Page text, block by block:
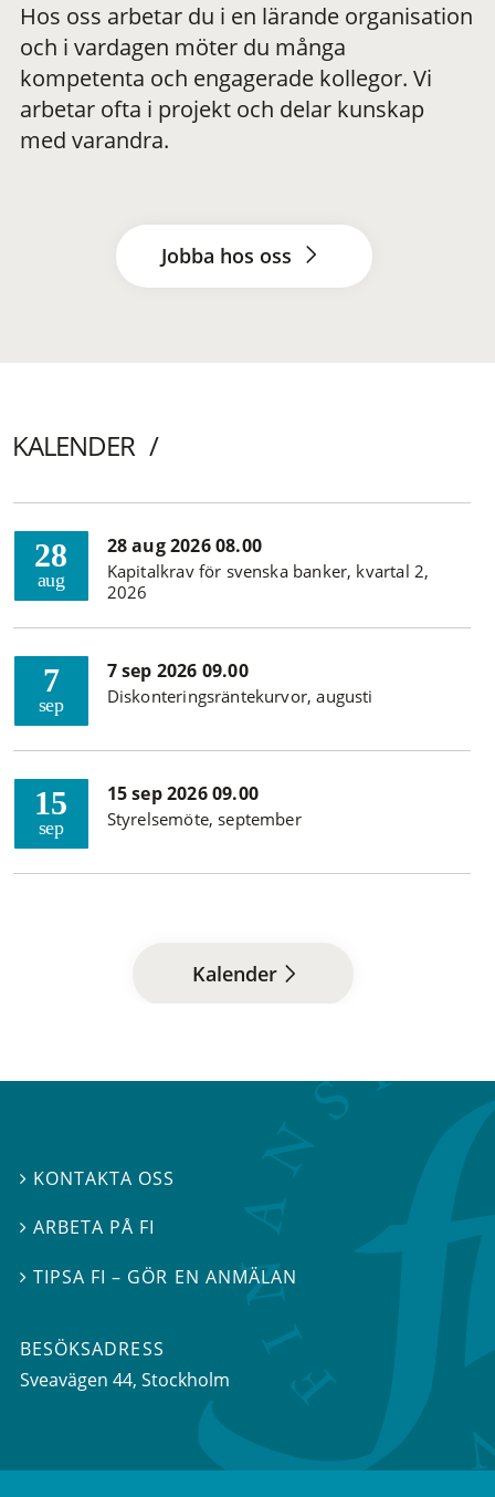
Hos oss arbetar du i en lärande organisation
och i vardagen möter du många
kompetenta och engagerade kollegor. Vi
arbetar ofta i projekt och delar kunskap
med varandra.
Jobba hos oss
KALENDER
28
aug
28 aug 2026 08.00
Kapitalkrav för svenska banker, kvartal 2,
2026
7
sep
7 sep 2026 09.00
Diskonteringsräntekurvor, augusti
15
sep
15 sep 2026 09.00
Styrelsemöte, september
Kalender
 KONTAKTA OSS
ARBETA PÅ FI
TIPSA FI – GÖR EN ANMÄLAN
BESÖKSADRESS
Sveavägen 44, Stockholm